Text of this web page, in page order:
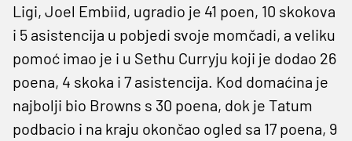
Ligi, Joel Embiid, ugradio je 41 poen, 10 skokova
i 5 asistencija u pobjedi svoje momčadi, a veliku
pomoć imao je i u Sethu Curryju koji je dodao 26
poena, 4 skoka i 7 asistencija. Kod domaćina je
najbolji bio Browns s 30 poena, dok je Tatum
podbacio i na kraju okončao ogled sa 17 poena, 9